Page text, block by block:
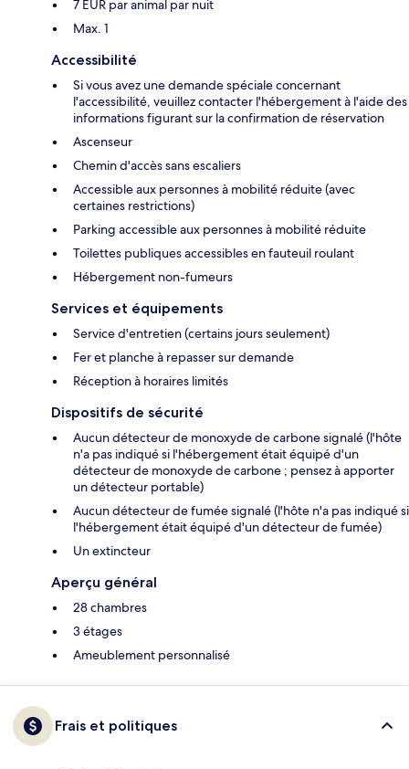
7 EUR par animal par nuit
Max. 1
Accessibilité
Si vous avez une demande spéciale concernant
l'accessibilité, veuillez contacter l'hébergement à l'aide des
informations figurant sur la confirmation de réservation
Ascenseur
Chemin d'accès sans escaliers
Accessible aux personnes à mobilité réduite (avec
certaines restrictions)
Parking accessible aux personnes à mobilité réduite
Toilettes publiques accessibles en fauteuil roulant
Hébergement non-fumeurs
Services et équipements
Service d'entretien (certains jours seulement)
Fer et planche à repasser sur demande
Réception à horaires limités
Dispositifs de sécurité
Aucun détecteur de monoxyde de carbone signalé (l'hôte
n'a pas indiqué si l'hébergement était équipé d'un
détecteur de monoxyde de carbone ; pensez à apporter
un détecteur portable)
Aucun détecteur de fumée signalé (l'hôte n'a pas indiqué si
l'hébergement était équipé d'un détecteur de fumée)
Un extincteur
Aperçu général
28 chambres
3 étages
Ameublement personnalisé
Frais et politiques